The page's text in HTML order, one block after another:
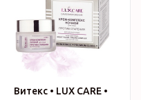
Витекс • LUX CARE •